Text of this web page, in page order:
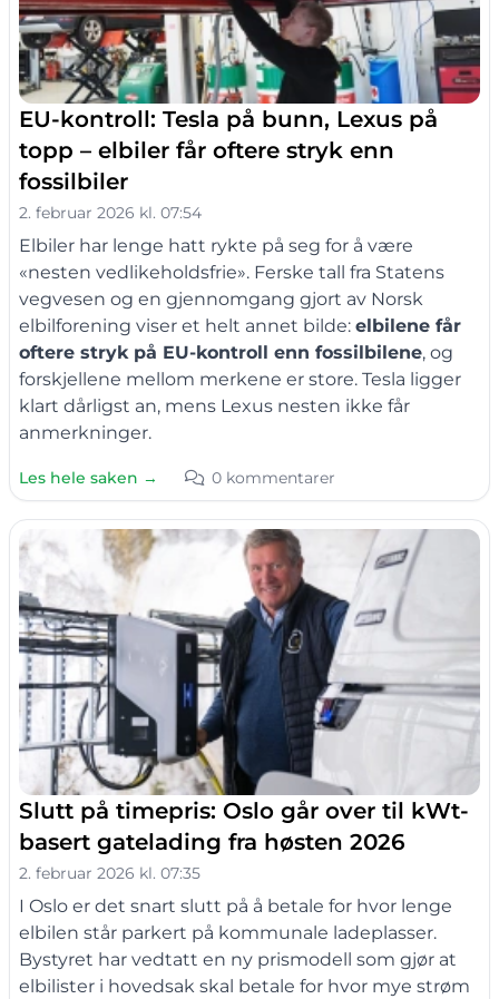
EU-kontroll: Tesla på bunn, Lexus på
topp – elbiler får oftere stryk enn
fossilbiler
2. februar 2026 kl. 07:54
Elbiler har lenge hatt rykte på seg for å være
«nesten vedlikeholdsfrie». Ferske tall fra Statens
vegvesen og en gjennomgang gjort av Norsk
elbilforening viser et helt annet bilde: elbilene får
oftere stryk på EU-kontroll enn fossilbilene, og
forskjellene mellom merkene er store. Tesla ligger
klart dårligst an, mens Lexus nesten ikke får
anmerkninger.
Les hele saken → 0 kommentarer
Slutt på timepris: Oslo går over til kWt-
basert gatelading fra høsten 2026
2. februar 2026 kl. 07:35
I Oslo er det snart slutt på å betale for hvor lenge
elbilen står parkert på kommunale ladeplasser.
Bystyret har vedtatt en ny prismodell som gjør at
elbilister i hovedsak skal betale for hvor mye strøm